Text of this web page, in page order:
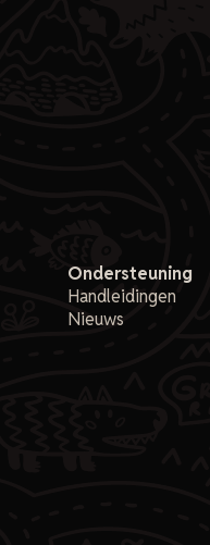
Ondersteuning
Handleidingen
Nieuws